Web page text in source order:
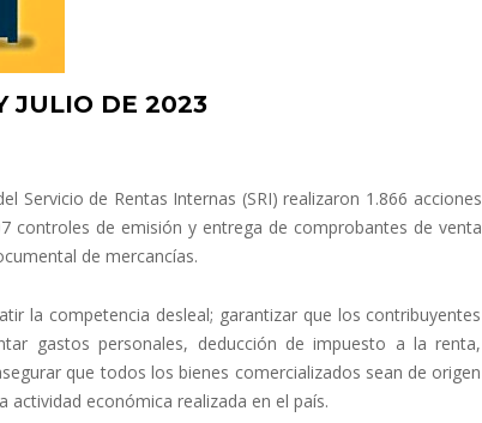
JULIO DE 2023
Servicio de Rentas Internas (SRI) realizaron 1.866 acciones
controles de emisión y entrega de comprobantes de venta
de mercancías.
la competencia desleal; garantizar que los contribuyentes
gastos personales, deducción de impuesto a la renta,
que todos los bienes comercializados sean de origen
económica realizada en el país.